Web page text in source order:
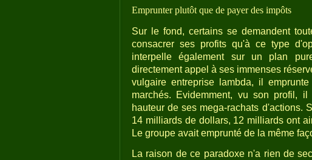
Emprunter plutôt que de payer des impôts
Sur le fond, certains se demandent
consacrer ses profits qu'à ce type
interpelle également sur un plan
directement appel à ses immenses
vulgaire entreprise lambda, il
marchés. Evidemment, vu son profil,
hauteur de ses mega-rachats d'actions.
14 milliards de dollars, 12 milliards ont
Le groupe avait emprunté de la même
La raison de ce paradoxe n'a rien de